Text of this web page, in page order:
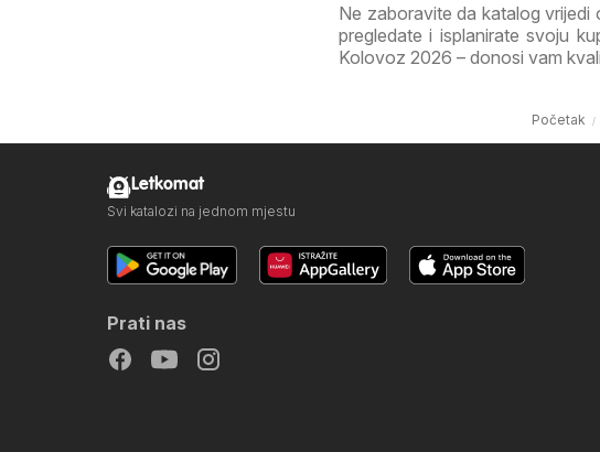
Ne zaboravite da katalog vrijedi
pregledate i isplanirate svoju
Kolovoz 2026 – donosi vam
Početak
Letkomat
Svi katalozi na jednom mjestu
Prati nas